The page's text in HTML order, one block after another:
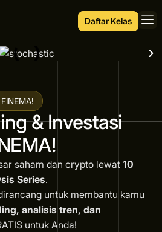
Daftar Kelas
& Investasi
saham dan crypto lewat 10
Series.
untuk membantu kamu
analisis tren, dan
untuk Anda!